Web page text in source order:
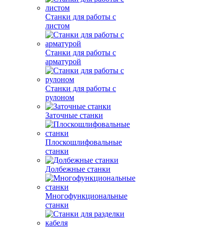
Станки для работы с
листом
Станки для работы с
арматурой
Станки для работы с
рулоном
Заточные станки
Плоскошлифовальные
станки
Долбежные станки
Многофункциональные
станки